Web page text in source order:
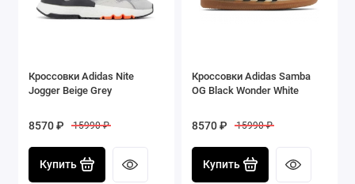
Кроссовки Adidas Nite
Jogger Beige Grey
8570 ₽ 15990 ₽
Купить
Кроссовки Adidas Samba
OG Black Wonder White
8570 ₽ 15990 ₽
Купить